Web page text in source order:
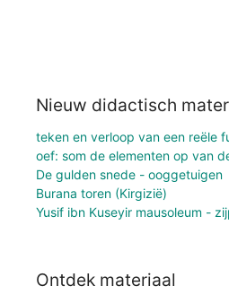
Nieuw didactisch
teken en verloop van een reële
oef: som de elementen op van
De gulden snede - ooggetuigen
Burana toren (Kirgizië)
Yusif ibn Kuseyir mausoleum -
Ontdek materiaal